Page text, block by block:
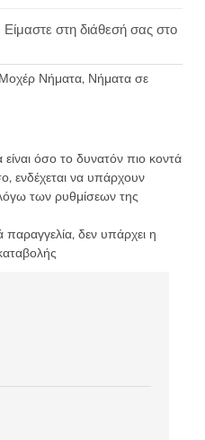
Είμαστε στη διάθεσή σας στο
Μοχέρ Νήματα, Νήματα σε
όσο το δυνατόν πιο κοντά
ενδέχεται να υπάρχουν
των ρυθμίσεων της
δεν υπάρχει η